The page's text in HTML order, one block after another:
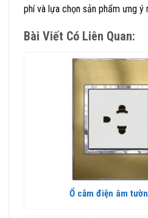
phí và lựa chọn sản phẩm ưng ý
Bài Viết Có Liên Quan:
Ổ cắm điện âm